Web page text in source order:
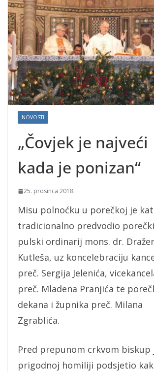
NOVOSTI
„Čovjek je najveći
kada je ponizan“
25. prosinca 2018.
Misu polnoćku u porečkoj je
tradicionalno predvodio
pulski ordinarij mons. dr.
Kutleša, uz koncelebraciju
preč. Sergija Jelenića,
preč. Mladena Pranjića te
dekana i župnika preč. Milana
Zgrablića.
Pred prepunom crkvom biskup
prigodnoj homiliji podsjetio